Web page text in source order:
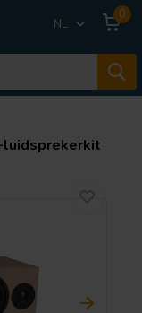
NL
0
luidsprekerkit